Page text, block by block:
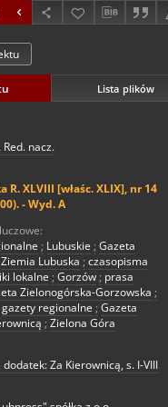
Lista plików
Red. nacz.
R. XLVIII [właśc. XLIX], nr 14
- Wyd. A
; Lubuskie ; Gazeta
Ziemia Lubuska ; czasopisma
lokalne ; Gorzów ; prasa
Zielonogórska-Gorzowska ;
gazety regionalne ; Gazeta
; Zielona Góra
Za Kierownicą, s. I-VIII